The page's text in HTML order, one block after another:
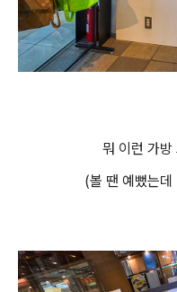
뭐 이런 가방
(볼 땐 예뻤는데